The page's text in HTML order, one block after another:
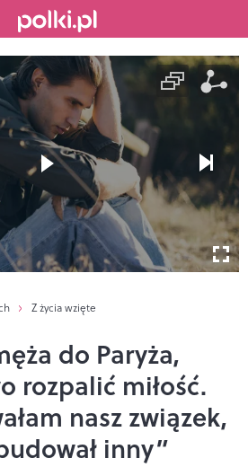
Z życia wzięte
do Paryża,
rozpalić miłość.
nasz związek,
inny”